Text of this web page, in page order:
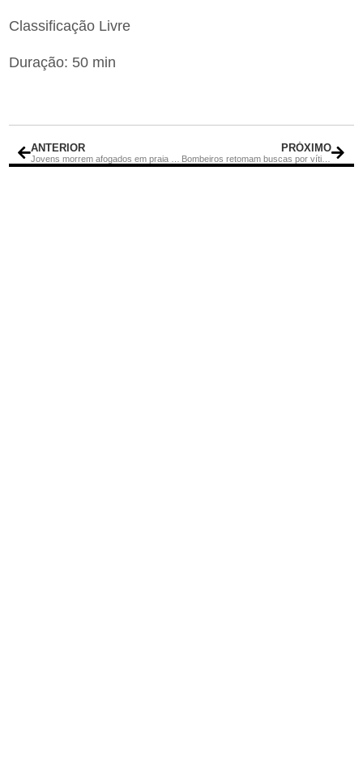
Classificação Livre
Duração: 50 min
ANTERIOR PRÓXIMO
Bombeiros retomam buscas por vítimas de cabeça d’água que atingiu Capitólio (MG)